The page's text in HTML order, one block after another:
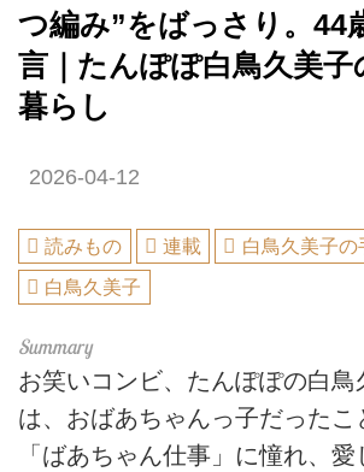
つ編み”をばっさり。44
言｜たんぽぽ白鳥久美子
暮らし
2026-04-12
読みもの 連載
白鳥久美子の
白鳥久美子
お笑いコンビ、たんぽぽの白鳥
は、おばあちゃんっ子だったこ
「ばあちゃん仕事」に憧れ、